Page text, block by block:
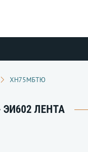
ХН75МБТЮ
ЛЕНТА